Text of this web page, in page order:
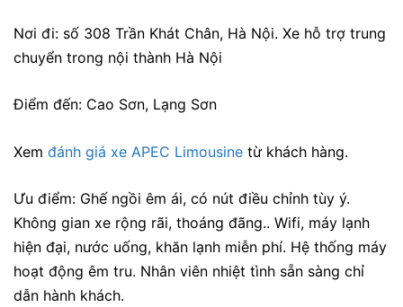
Nơi đi: số 308 Trần Khát Chân, Hà Nội. Xe hỗ trợ trung
chuyển trong nội thành Hà Nội
Điểm đến: Cao Sơn, Lạng Sơn
Xem đánh giá xe APEC Limousine từ khách hàng.
Ưu điểm: Ghế ngồi êm ái, có nút điều chỉnh tùy ý.
Không gian xe rộng rãi, thoáng đãng.. Wifi, máy lạnh
hiện đại, nước uống, khăn lạnh miễn phí. Hệ thống máy
hoạt động êm tru. Nhân viên nhiệt tình sẵn sàng chỉ
dẫn hành khách.